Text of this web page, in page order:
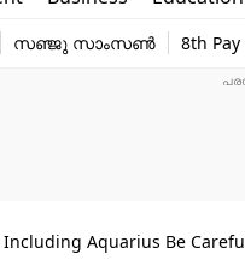
world
സഞ്ജു സാംസൺ 8th
Including Aquarius Be